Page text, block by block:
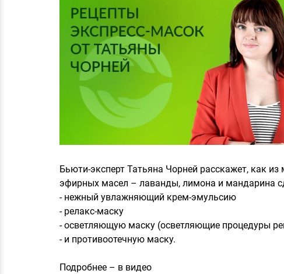
Бьюти-эксперт Татьяна Чорней расскажет, как
эфирных масел – лаванды, лимона и мандарина
- нежный увлажняющий крем-эмульсию
- релакс-маску
- осветляющую маску (осветляющие процедуры
- и противоотечную маску.
Подробнее – в видео